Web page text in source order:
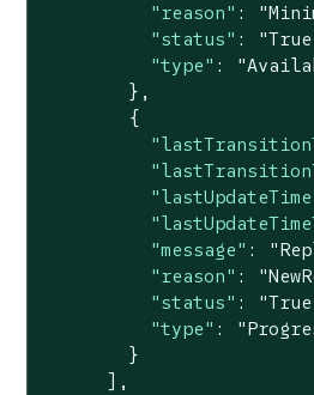
"reason" :
"status" :
"type" :
        },
        {
"message" :
"reason" :
"status" :
"type" :
        }
      ],